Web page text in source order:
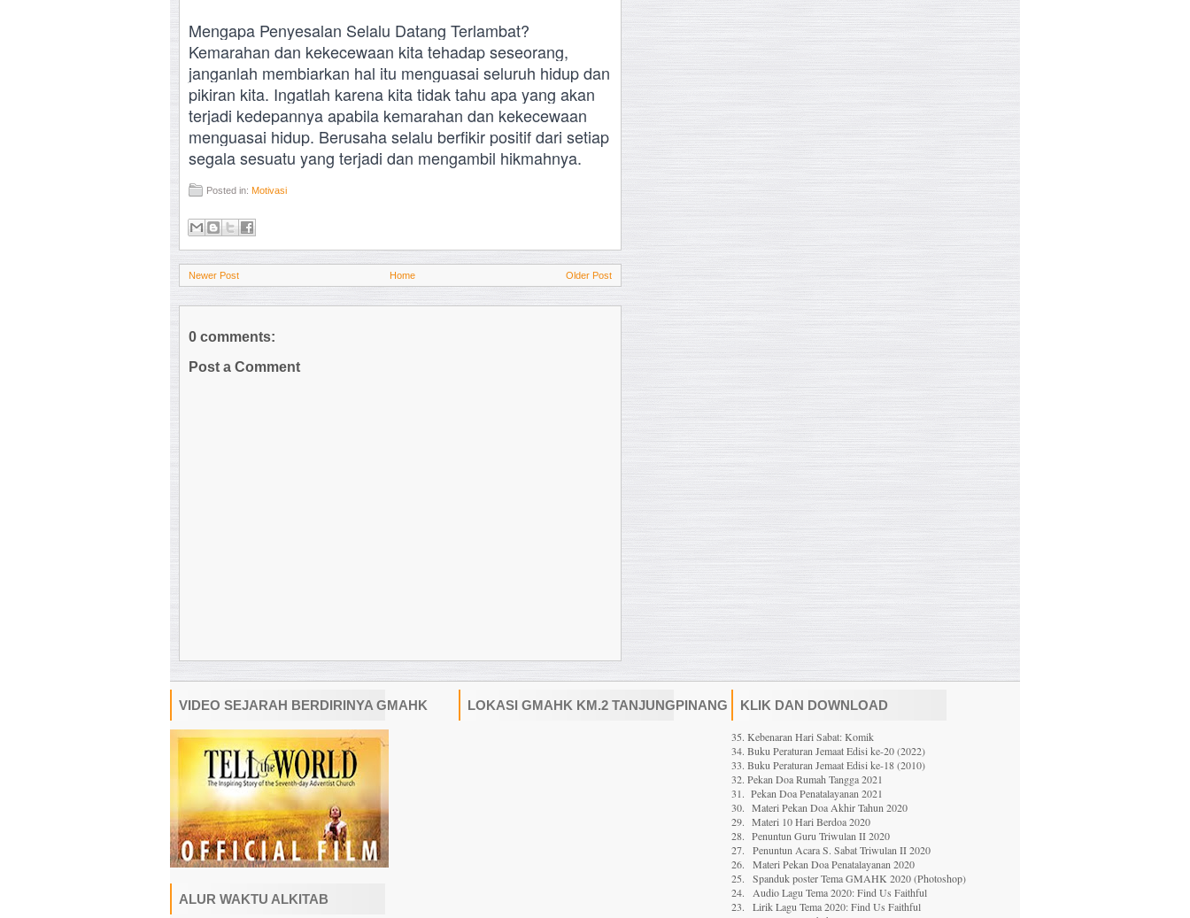
Mengapa Penyesalan Selalu Datang Terlambat?
Kemarahan dan kekecewaan kita tehadap seseorang,
janganlah membiarkan hal itu menguasai seluruh hidup dan
pikiran kita. Ingatlah karena kita tidak tahu apa yang akan
terjadi kedepannya apabila kemarahan dan kekecewaan
menguasai hidup. Berusaha selalu berfikir positif dari setiap
segala sesuatu yang terjadi dan mengambil hikmahnya.
Posted in: Motivasi
Newer Post Older Post
Home
0 comments:
Post a Comment
VIDEO SEJARAH BERDIRINYA GMAHK
ALUR WAKTU ALKITAB
LOKASI GMAHK KM.2 TANJUNGPINANG KLIK DAN DOWNLOAD
35. Kebenaran Hari Sabat: Komik
34. Buku Peraturan Jemaat Edisi ke-20 (2022)
33. Buku Peraturan Jemaat Edisi ke-18 (2010)
32. Pekan Doa Rumah Tangga 2021
31. Pekan Doa Penatalayanan 2021
30. Materi Pekan Doa Akhir Tahun 2020
29. Materi 10 Hari Berdoa 2020
28. Penuntun Guru Triwulan II 2020
27.
Penuntun Acara S. Sabat Triwulan II 2020
26.
Materi Pekan Doa Penatalayanan 2020
25.
Spanduk poster Tema GMAHK 2020 (Photoshop)
24.
Audio Lagu Tema 2020: Find Us Faithful
23.
Lirik Lagu Tema 2020: Find Us Faithful